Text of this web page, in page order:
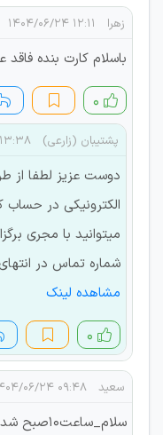
زهرا ۱۲:۱۱ ۱۴۰۴/۰۶/۲۴
باسلام کارت بنده
۰
پشتیبان (زارعی) ۱۳:۳۸ ۱۴۰۴/۰۶/۲۴
دوست عزیز لطفا از
الکترونیکی در حساب
میتوانید با مجری
شماره تماس در
مشاهده لینک
۰
سعید ۰۹:۴۸ ۱۴۰۴/۰۶/۲۴
سلام_ساعت۱۰صبح شده هنوز کارت رو ندادن